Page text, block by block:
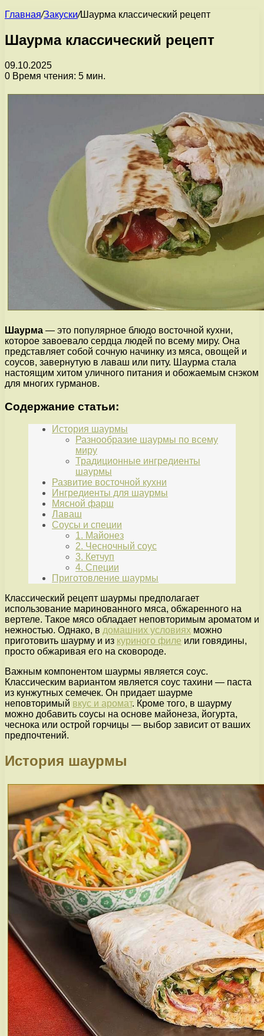
Главная/Закуски/Шаурма классический рецепт
Шаурма классический рецепт
09.10.2025
0 Время чтения: 5 мин.
Шаурма — это популярное блюдо восточной кухни,
которое завоевало сердца людей по всему миру. Она
представляет собой сочную начинку из мяса, овощей и
соусов, завернутую в лаваш или питу. Шаурма стала
настоящим хитом уличного питания и обожаемым снэком
для многих гурманов.
Содержание статьи:
История шаурмы
Разнообразие шаурмы по всему
миру
Традиционные ингредиенты
шаурмы
Развитие восточной кухни
Ингредиенты для шаурмы
Мясной фарш
Лаваш
Соусы и специи
1. Майонез
2. Чесночный соус
3. Кетчуп
4. Специи
Приготовление шаурмы
Классический рецепт шаурмы предполагает
использование маринованного мяса, обжаренного на
вертеле. Такое мясо обладает неповторимым ароматом и
нежностью. Однако, в домашних условиях можно
приготовить шаурму и из куриного филе или говядины,
просто обжаривая его на сковороде.
Важным компонентом шаурмы является соус.
Классическим вариантом является соус тахини — паста
из кунжутных семечек. Он придает шаурме
неповторимый вкус и аромат. Кроме того, в шаурму
можно добавить соусы на основе майонеза, йогурта,
чеснока или острой горчицы — выбор зависит от ваших
предпочтений.
История шаурмы